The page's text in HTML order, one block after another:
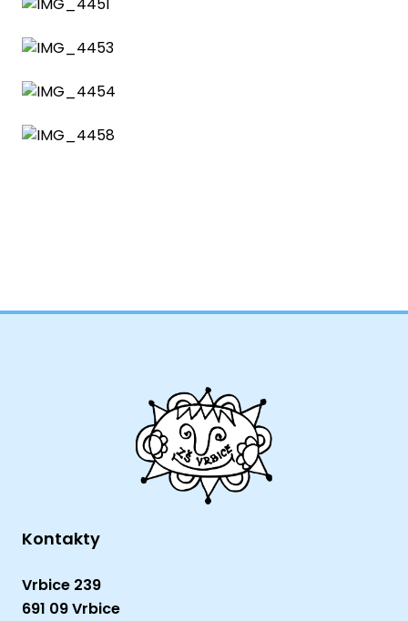
Kontakty
Vrbice 239
691 09 Vrbice